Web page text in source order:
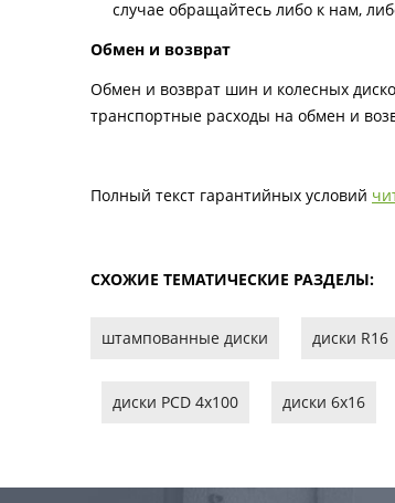
случае обращайтесь либо к нам,
Обмен и возврат
Обмен и возврат шин и колесных
транспортные расходы на обмен и
Полный текст гарантийных условий
СХОЖИЕ ТЕМАТИЧЕСКИЕ РАЗДЕЛЫ:
штампованные диски диски R16
диски PCD 4x100 диски 6х16